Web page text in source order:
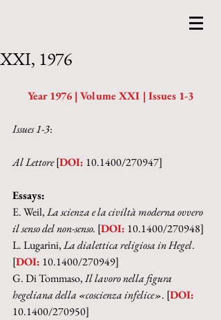
XXI, 1976
Year 1976 | Volume XXI | Issues 1-3
Issues 1-3:
Al Lettore [DOI: 10.1400/270947]
Essays:
E. Weil, La scienza e la civiltà moderna ovvero
il senso del non-senso. [DOI: 10.1400/270948]
L. Lugarini, La dialettica religiosa in Hegel.
[DOI: 10.1400/270949]
G. Di Tommaso, Il lavoro nella figura
hegeliana della «coscienza infelice». [DOI:
10.1400/270950]